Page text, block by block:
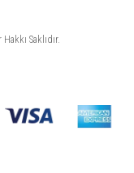
Saklıdır.